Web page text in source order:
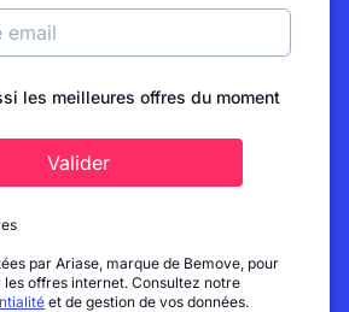
les meilleures offres du moment
Valider
par Ariase, marque de Bemove, pour
offres internet. Consultez notre
et de gestion de vos données.